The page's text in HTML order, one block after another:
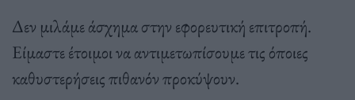
Δεν μιλάμε άσχημα στην εφορευτική επιτροπή.
Είμαστε έτοιμοι να αντιμετωπίσουμε τις όποιες
καθυστερήσεις πιθανόν προκύψουν.